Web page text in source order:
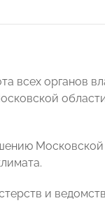
всех органов
и